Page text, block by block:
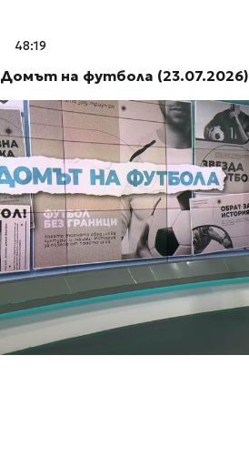
48:19
Домът на футбола (23.07.2026)